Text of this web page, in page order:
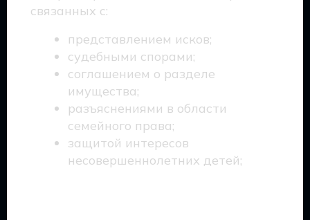
связанных с:
представлением исков;
судебными спорами;
соглашением о разделе
имущества;
разъяснениями в области
семейного права;
защитой интересов
несовершеннолетних детей;